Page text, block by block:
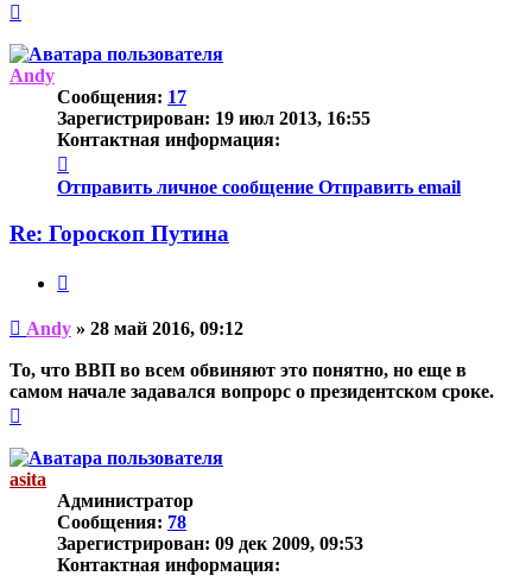
началу
Andy
Сообщения: 17
Зарегистрирован: 19 июл 2013, 16:55
Контактная информация:
информация
пользователя
Отправить личное сообщение Отправить email
Re: Гороскоп Путина
Непрочитанное
сообщение
Andy » 28 май 2016, 09:12
То, что ВВП во всем обвиняют это понятно, но еще в
самом начале задавался вопрорс о президентском сроке.
началу
asita
Администратор
Сообщения: 78
Зарегистрирован: 09 дек 2009, 09:53
Контактная информация: